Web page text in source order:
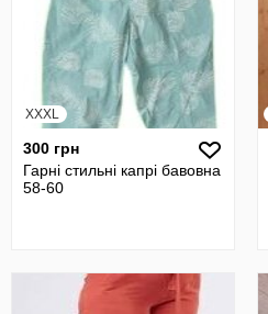
XXXL
300 грн
Гарні стильні капрі бавовна
58-60